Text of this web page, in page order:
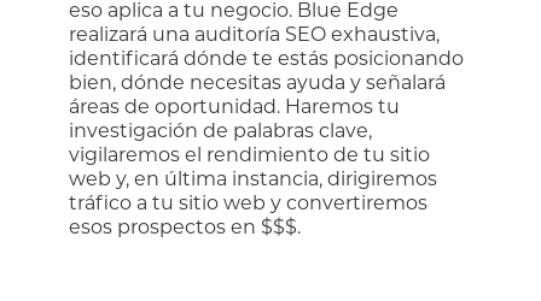
eso aplica a tu negocio. Blue Edge
realizará una auditoría SEO exhaustiva,
identificará dónde te estás posicionando
bien, dónde necesitas ayuda y señalará
áreas de oportunidad. Haremos tu
investigación de palabras clave,
vigilaremos el rendimiento de tu sitio
web y, en última instancia, dirigiremos
tráfico a tu sitio web y convertiremos
esos prospectos en $$$.